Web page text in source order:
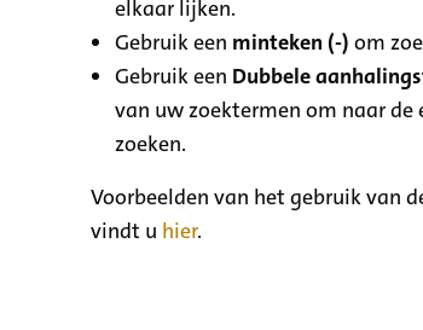
elkaar lijken.
Gebruik een minteken (-) om
Gebruik een Dubbele
van uw zoektermen om naar
zoeken.
Voorbeelden van het gebruik van
vindt u hier.